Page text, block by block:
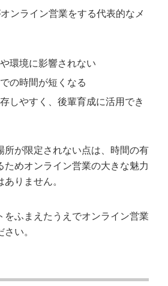
ンライン営業をする代表的なメ
環境に影響されない
の時間が短くなる
しやすく、後輩育成に活用でき
所が限定されない点は、時間の有
ためオンライン営業の大きな魅力
りません。
をふまえたうえでオンライン営業
い。